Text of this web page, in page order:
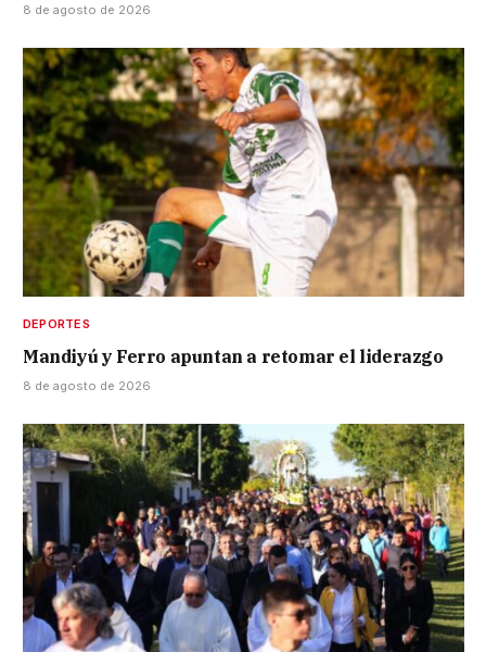
8 de agosto de 2026
DEPORTES
Mandiyú y Ferro apuntan a retomar el liderazgo
8 de agosto de 2026